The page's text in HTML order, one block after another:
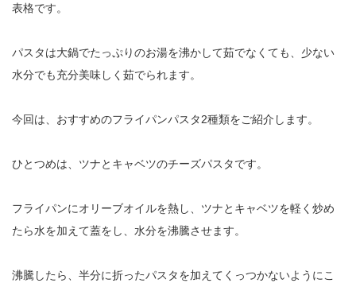
表格です。
パスタは大鍋でたっぷりのお湯を沸かして茹でなくても、少ない
水分でも充分美味しく茹でられます。
今回は、おすすめのフライパンパスタ2種類をご紹介します。
ひとつめは、ツナとキャベツのチーズパスタです。
フライパンにオリーブオイルを熱し、ツナとキャベツを軽く炒め
たら水を加えて蓋をし、水分を沸騰させます。
沸騰したら、半分に折ったパスタを加えてくっつかないようにこ